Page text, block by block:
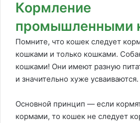
Кормление
промышленными
Помните, что кошек следует
кошками и только кошками.
кошками! Они имеют разную
и значительно хуже усваиваются.
Основной принцип — если
кормами, то кошек не следует